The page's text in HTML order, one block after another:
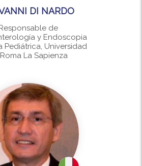
DI NARDO
de
y Endoscopia
Pediátrica, Universidad
La Sapienza